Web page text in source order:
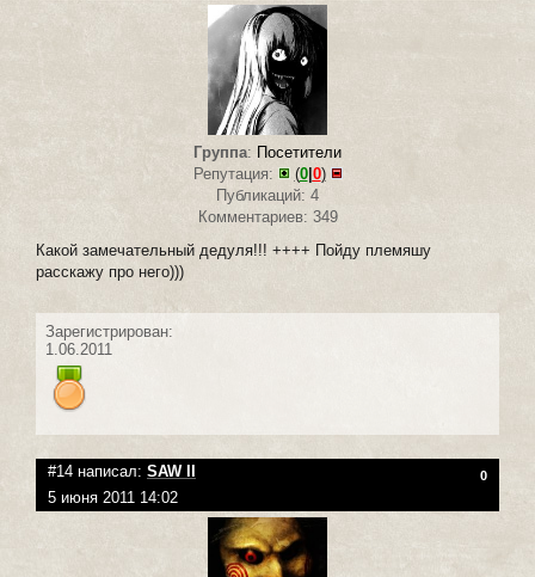
Группа: Посетители
Репутация:
(0| 0)
Публикаций: 4
Комментариев: 349
Какой замечательный дедуля!!! ++++ Пойду племяшу
расскажу про него)))
Зарегистрирован:
1.06.2011
#14 написал: SAW II 0
5 июня 2011 14:02